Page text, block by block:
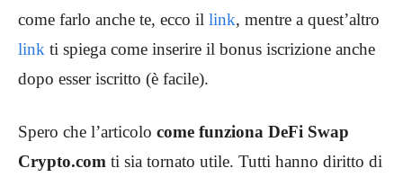
come farlo anche te, ecco il link, mentre a quest’altro
link ti spiega come inserire il bonus iscrizione anche
dopo esser iscritto (è facile).
Spero che l’articolo come funziona DeFi Swap
Crypto.com ti sia tornato utile. Tutti hanno diritto di